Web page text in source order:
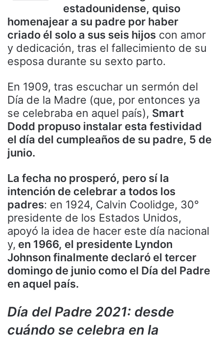
estadounidense, quiso
homenajear a su padre por haber
criado él solo a sus seis hijos con amor
y dedicación, tras el fallecimiento de su
esposa durante su sexto parto.
En 1909, tras escuchar un sermón del
Día de la Madre (que, por entonces ya
se celebraba en aquel país), Smart
Dodd propuso instalar esta festividad
el día del cumpleaños de su padre, 5 de
junio.
La fecha no prosperó, pero sí la
intención de celebrar a todos los
padres: en 1924, Calvin Coolidge, 30°
presidente de los Estados Unidos,
apoyó la idea de hacer este día nacional
y, en 1966, el presidente Lyndon
Johnson finalmente declaró el tercer
domingo de junio como el Día del Padre
en aquel país.
Día del Padre 2021: desde
cuándo se celebra en la